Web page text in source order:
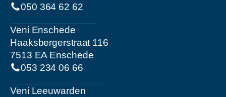
050 364 62 62
Veni Enschede
Haaksbergerstraat 116
7513 EA Enschede
053 234 06 66
Veni Leeuwarden